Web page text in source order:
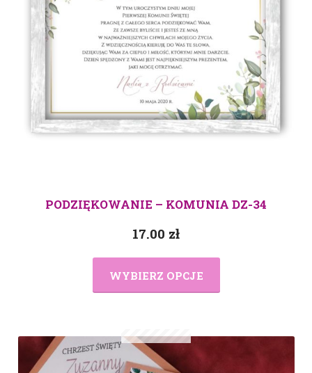
PODZIĘKOWANIE – KOMUNIA DZ-34
17.00 zł
WYBIERZ OPCJE